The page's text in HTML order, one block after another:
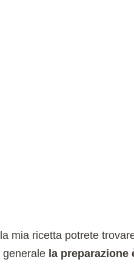
mia ricetta potrete
generale la preparazione